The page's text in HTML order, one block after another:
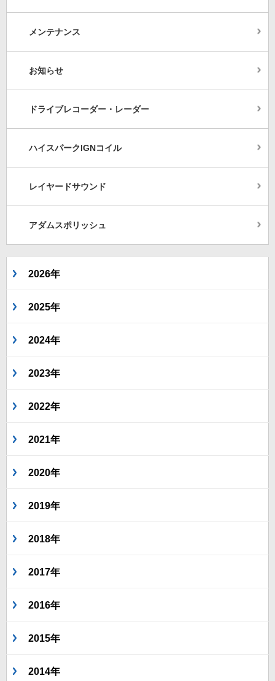
メンテナンス
お知らせ
ドライブレコーダー・レーダー
ハイスパークIGNコイル
レイヤードサウンド
アダムスポリッシュ
2026年
2025年
2024年
2023年
2022年
2021年
2020年
2019年
2018年
2017年
2016年
2015年
2014年